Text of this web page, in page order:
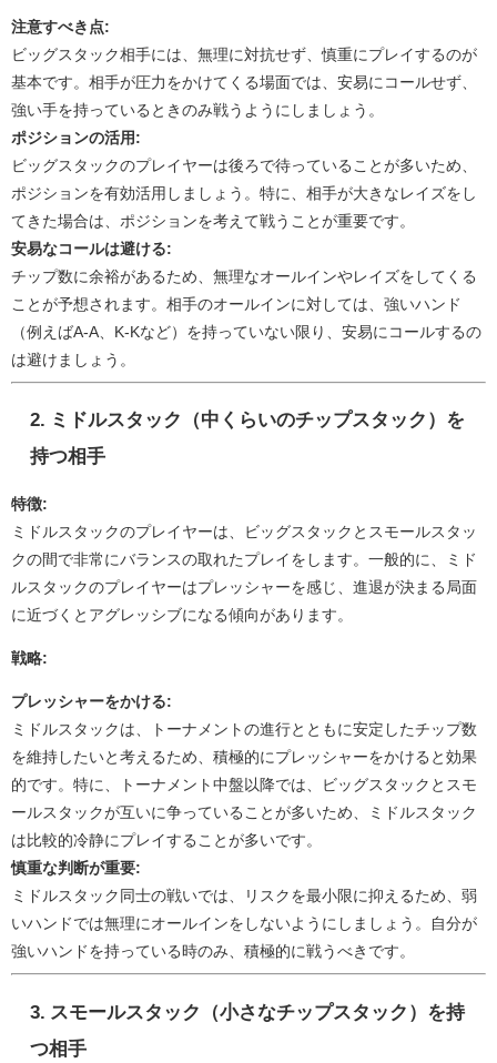
注意すべき点:
ビッグスタック相手には、無理に対抗せず、慎重にプレイするのが
基本です。相手が圧力をかけてくる場面では、安易にコールせず、
強い手を持っているときのみ戦うようにしましょう。
ポジションの活用:
ビッグスタックのプレイヤーは後ろで待っていることが多いため、
ポジションを有効活用しましょう。特に、相手が大きなレイズをし
てきた場合は、ポジションを考えて戦うことが重要です。
安易なコールは避ける:
チップ数に余裕があるため、無理なオールインやレイズをしてくる
ことが予想されます。相手のオールインに対しては、強いハンド
（例えばA-A、K-Kなど）を持っていない限り、安易にコールするの
は避けましょう。
2. ミドルスタック（中くらいのチップスタック）を
持つ相手
特徴:
ミドルスタックのプレイヤーは、ビッグスタックとスモールスタッ
クの間で非常にバランスの取れたプレイをします。一般的に、ミド
ルスタックのプレイヤーはプレッシャーを感じ、進退が決まる局面
に近づくとアグレッシブになる傾向があります。
戦略:
プレッシャーをかける:
ミドルスタックは、トーナメントの進行とともに安定したチップ数
を維持したいと考えるため、積極的にプレッシャーをかけると効果
的です。特に、トーナメント中盤以降では、ビッグスタックとスモ
ールスタックが互いに争っていることが多いため、ミドルスタック
は比較的冷静にプレイすることが多いです。
慎重な判断が重要:
ミドルスタック同士の戦いでは、リスクを最小限に抑えるため、弱
いハンドでは無理にオールインをしないようにしましょう。自分が
強いハンドを持っている時のみ、積極的に戦うべきです。
3. スモールスタック（小さなチップスタック）を持
つ相手